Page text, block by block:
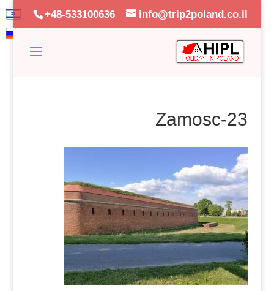
+48-533100636 info@trip2poland.co.il
Zamosc-23